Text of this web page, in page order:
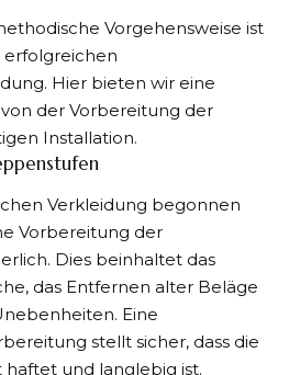
Vorgehensweise ist
erfolgreichen
Hier bieten wir eine
der Vorbereitung der
Installation.
Verkleidung begonnen
Vorbereitung der
Dies beinhaltet das
das Entfernen alter Beläge
Eine
stellt sicher, dass die
und langlebig ist.